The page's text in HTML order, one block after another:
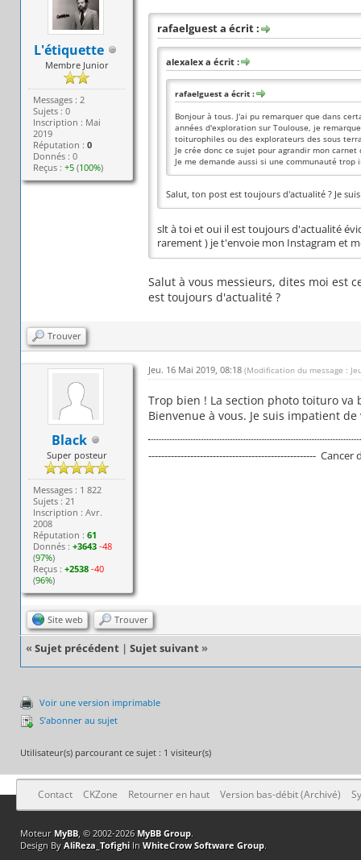
L'étiquette
Membre Junior
Messages : 2
Sujets : 0
Inscription : Mai
2019
Réputation :0
Donnés : 0
Reçus :+5 (100%)
rafaelguest a écrit :
alexalex a écrit :
rafaelguest a écrit :
Bonjour à tous. J'ai pu remarquer que dans
années d'exploration sur Toulouse, je
toiturophiles ou des explorateurs des sous
Je crée donc ce sujet pour agrandir mon
Je me demande aussi si une communauté
Salut, ton post est toujours d'actualité ? Je
slt à toi et oui il est toujours d'actualité
rarement ) je t'envoie mon Instagram et
Salut à vous messieurs, dites moi est
est toujours d'actualité ?
Trouver
Black
Super posteur
Messages : 1 822
Sujets : 21
Inscription : Avr.
2008
Réputation :61
Donnés :+3643 -48
(97%)
Reçus :+2538 -40
(96%)
Jeu. 16 Mai 2019, 08:18 (Modification du message :
Trop bien ! La section photo toituro
Bienvenue à vous. Je suis impatient
----------------------------------------------------
Site web Trouver
« Sujet précédent | Sujet suivant »
Voir une version imprimable
S’abonner au sujet
Utilisateur(s) parcourant ce sujet : 1 visiteur(s)
Contact CKZone Retourner en haut Version bas-débit (Archivé)
Moteur MyBB, © 2002-2026 MyBB Group.
Design By AliReza_TofighiIn WhiteCrow Software Group.